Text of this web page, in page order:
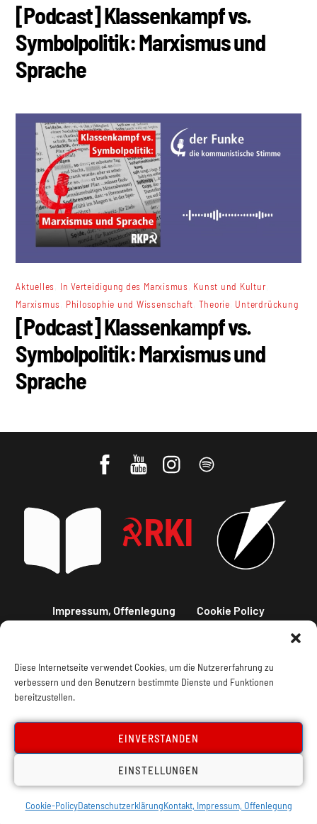
Diese Internetseite verwendet Cookies, um die Nutzererfahrung zu
verbessern und den Benutzern bestimmte Dienste und Funktionen
bereitzustellen.
EINVERSTANDEN
EINSTELLUNGEN
Cookie-PolicyDatenschutzerklärungKontakt, Impressum, Offenlegung
[Podcast] Klassenkampf vs.
Symbolpolitik: Marxismus und
Sprache
Aktuelles In Verteidigung des Marxismus Kunst und Kultur
Marxismus Philosophie und Wissenschaft Theorie Unterdrückung
[Podcast] Klassenkampf vs.
Symbolpolitik: Marxismus und
Sprache
Impressum, Offenlegung Cookie Policy